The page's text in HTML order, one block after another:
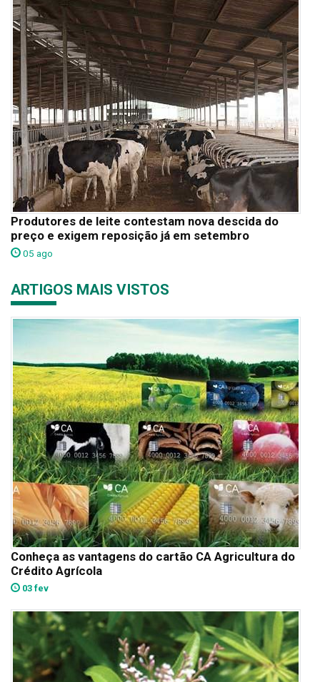
Produtores de leite contestam nova descida do
preço e exigem reposição já em setembro
05 ago
ARTIGOS MAIS VISTOS
Conheça as vantagens do cartão CA Agricultura do
Crédito Agrícola
03 fev